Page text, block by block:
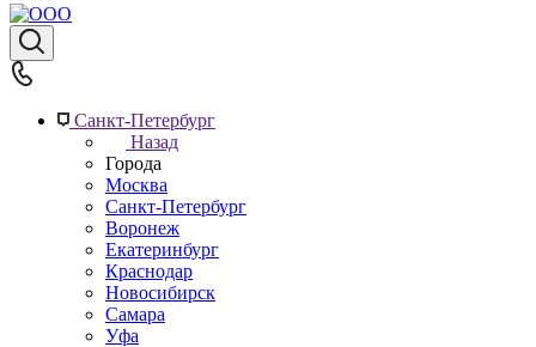
Санкт-Петербург
Назад
Города
Москва
Санкт-Петербург
Воронеж
Екатеринбург
Краснодар
Новосибирск
Самара
Уфа